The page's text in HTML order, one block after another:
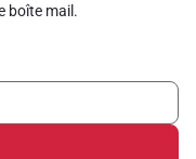
boîte mail.